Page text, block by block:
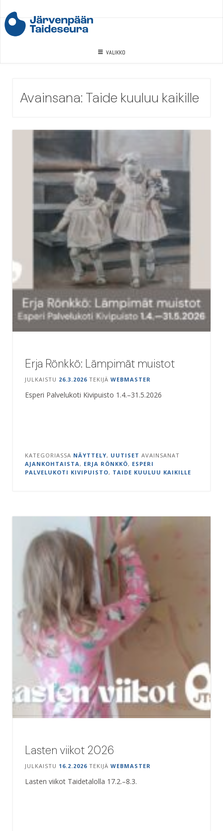
to
content
VALIKKO
Avainsana: Taide kuuluu kaikille
Erja Rönkkö: Lämpimät muistot
JULKAISTU 26.3.2026 TEKIJÄ WEBMASTER
Esperi Palvelukoti Kivipuisto 1.4.–31.5.2026
KATEGORIASSA NÄYTTELY, UUTISET AVAINSANAT
AJANKOHTAISTA , ERJA RÖNKKÖ, ESPERI
PALVELUKOTI KIVIPUISTO, TAIDE KUULUU KAIKILLE
Lasten viikot 2026
JULKAISTU 16.2.2026 TEKIJÄ WEBMASTER
Lasten viikot Taidetalolla 17.2.–8.3.